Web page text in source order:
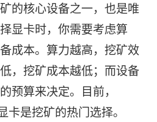
的核心设备之一，也是唯
显卡时，你需要考虑算
成本。算力越高，挖矿效
，挖矿成本越低；而设备
预算来决定。目前，
是挖矿的热门选择。